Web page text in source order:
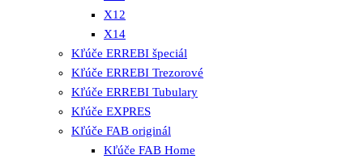
X12
X14
Kľúče ERREBI špeciál
Kľúče ERREBI Trezorové
Kľúče ERREBI Tubulary
Kľúče EXPRES
Kľúče FAB originál
Kľúče FAB Home